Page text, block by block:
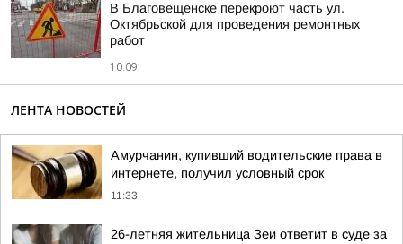
В Благовещенске перекроют часть ул.
Октябрьской для проведения ремонтных
работ
10:09
ЛЕНТА НОВОСТЕЙ
Амурчанин, купивший водительские права в
интернете, получил условный срок
11:33
26-летняя жительница Зеи ответит в суде за